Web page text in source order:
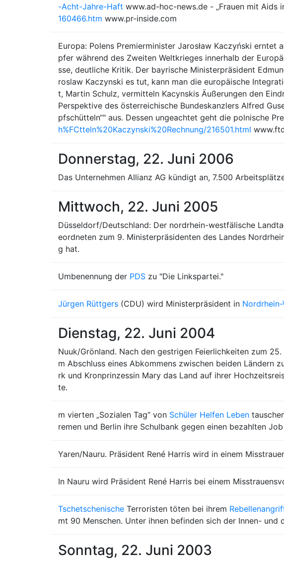
-Acht-Jahre-Haft www.ad-hoc-news.de - „Frauen mit Aids
160466.htm www.pr-inside.com
Europa: Polens Premierminister Jarosław Kaczyński
pfer während des Zweiten Weltkrieges innerhalb der
sse, deutliche Kritik. Der bayrische Ministerpräsident
roslaw Kaczynski es tut, kann man die europäische
t, Martin Schulz, vermitteln Kacynskis Äußerungen den
Perspektive des österreichische Bundeskanzlers Alfred
pfschütteln“" aus. Dessen ungeachtet geht die polnische
h%FCtteln%20Kaczynski%20Rechnung/216501.html
Donnerstag, 22. Juni 2006
Das Unternehmen Allianz AG kündigt an, 7.500
Mittwoch, 22. Juni 2005
Düsseldorf/Deutschland: Der nordrhein-westfälische
eordneten zum 9. Ministerpräsidenten des Landes
g hat.
Umbenennung der PDS zu "Die Linkspartei."
Jürgen Rüttgers (CDU) wird Ministerpräsident in
Dienstag, 22. Juni 2004
Nuuk/Grönland. Nach den gestrigen Feierlichkeiten zum
m Abschluss eines Abkommens zwischen beiden Ländern
rk und Kronprinzessin Mary das Land auf ihrer
te.
m vierten „Sozialen Tag“ von Schüler Helfen Leben
remen und Berlin ihre Schulbank gegen einen bezahlten
Yaren/Nauru. Präsident René Harris wird in einem
In Nauru wird Präsident René Harris bei einem
Tschetschenische Terroristen töten bei ihrem
mt 90 Menschen. Unter ihnen befinden sich der Innen- und
Sonntag, 22. Juni 2003